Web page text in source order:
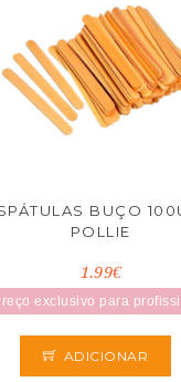
BUÇO
POLLIE
1.99€
exclusivo para
ADICIONAR